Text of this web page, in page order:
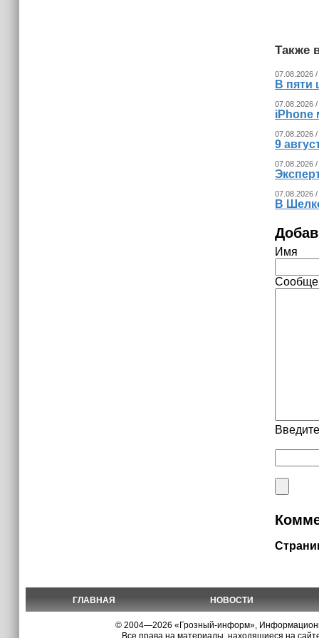
Также
07.08.2026
В пяти
07.08.2026
iPhone
07.08.2026
9
07.08.2026
07.08.2026
В
Имя
ГЛАВНАЯ НОВОСТИ
© 2004—2026 «Грозный-информ»,
Все права на материалы, находящиеся на